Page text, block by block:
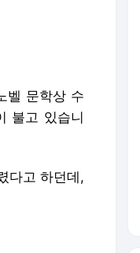
벨 문학상 수
불고 있습니
다고 하던데,